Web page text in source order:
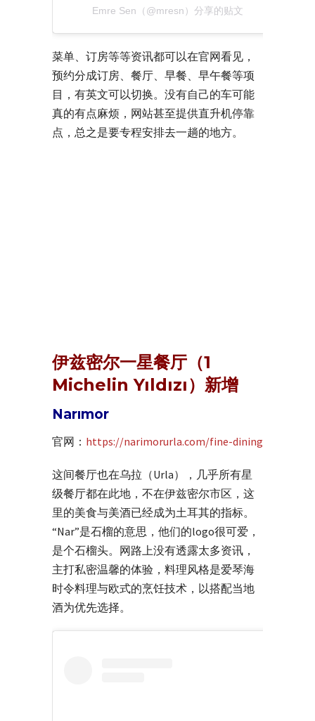
Emre Sen（@mresn）分享的贴文
菜单、订房等等资讯都可以在官网看见，
预约分成订房、餐厅、早餐、早午餐等项
目，有英文可以切换。没有自己的车可能
真的有点麻烦，网站甚至提供直升机停靠
点，总之是要专程安排去一趟的地方。
伊兹密尔一星餐厅（1
Michelin Yıldızı）新增
Narımor
官网： https://narimorurla.com/fine-dining
这间餐厅也在乌拉（Urla），几乎所有星
级餐厅都在此地，不在伊兹密尔市区，这
里的美食与美酒已经成为土耳其的指标。
“Nar”是石榴的意思，他们的logo很可爱，
是个石榴头。网路上没有透露太多资讯，
主打私密温馨的体验，料理风格是爱琴海
时令料理与欧式的烹饪技术，以搭配当地
酒为优先选择。